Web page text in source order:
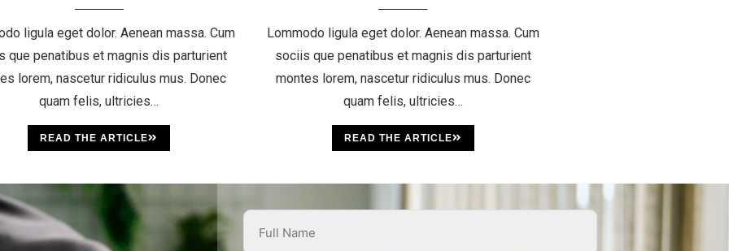
ligula eget dolor. Aenean massa. Cum
que penatibus et magnis dis parturient
lorem, nascetur ridiculus mus. Donec
quam felis, ultricies…
READ THE ARTICLE
Lommodo ligula eget dolor. Aenean massa. Cum
sociis que penatibus et magnis dis parturient
montes lorem, nascetur ridiculus mus. Donec
quam felis, ultricies…
READ THE ARTICLE